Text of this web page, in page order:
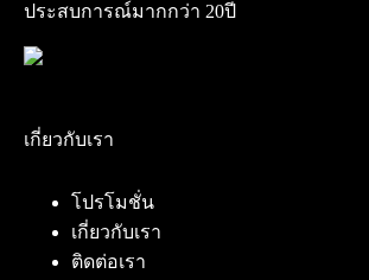
ประสบการณ์มากกว่า 20ปี
เกี่ยวกับเรา
โปรโมชั่น
เกี่ยวกับเรา
ติดต่อเรา